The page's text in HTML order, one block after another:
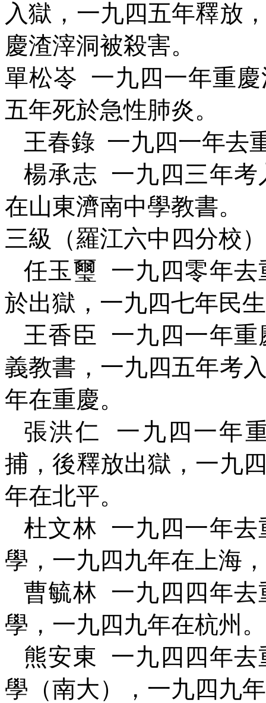
入獄，一九四五年釋放
慶渣滓洞被殺害。
單松岺 一九四一年重
五年死於急性肺炎。
王春錄 一九四一年去
楊承志 一九四三年
在山東濟南中學教書。
三級（羅江六中四分校）
任玉璽
一九四零年
於出獄，一九四七年民
王香臣
一九四一年
義教書，一九四五年考
年在重慶。
張洪仁
一九四一年
捕，後釋放出獄，一九
年在北平。
杜文林 一九四一年
學，一九四九年在上海
曹毓林 一九四四年
學，一九四九年在杭州。
熊安東
一九四四年
學（南大），一九四九